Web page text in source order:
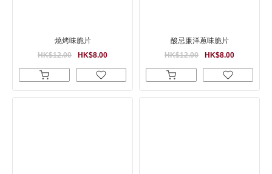
燒烤味脆片
HK$8.00
HK$12.00
酸忌廉洋蔥味脆片
HK$8.00
HK$12.00